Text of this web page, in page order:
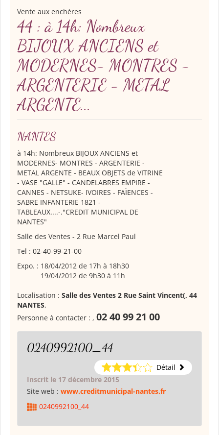
Vente aux enchères
44 : à 14h: Nombreux
BIJOUX ANCIENS et
MODERNES- MONTRES -
ARGENTERIE - METAL
ARGENTE...
NANTES
à 14h: Nombreux BIJOUX ANCIENS et
MODERNES- MONTRES - ARGENTERIE -
METAL ARGENTE - BEAUX OBJETS de VITRINE
- VASE "GALLE" - CANDELABRES EMPIRE -
CANNES - NETSUKE- IVOIRES - FAÏENCES -
SABRE INFANTERIE 1821 -
TABLEAUX....-."CREDIT MUNICIPAL DE
NANTES"
Salle des Ventes - 2 Rue Marcel Paul
Tel : 02-40-99-21-00
Expo. : 18/04/2012 de 17h à 18h30
19/04/2012 de 9h30 à 11h
Localisation : Salle des Ventes 2 Rue Saint Vincent(, 44
NANTES,
Personne à contacter : , 02 40 99 21 00
0240992100_44
Détail
Inscrit le 17 décembre 2015
Site web : www.creditmunicipal-nantes.fr
0240992100_44